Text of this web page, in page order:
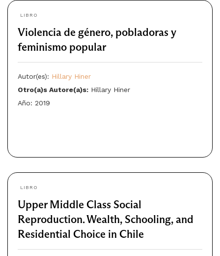
LIBRO
Violencia de género, pobladoras y
feminismo popular
Autor(es): Hillary Hiner
Otro(a)s Autore(a)s: Hillary Hiner
Año: 2019
LIBRO
Upper Middle Class Social
Reproduction. Wealth, Schooling, and
Residential Choice in Chile